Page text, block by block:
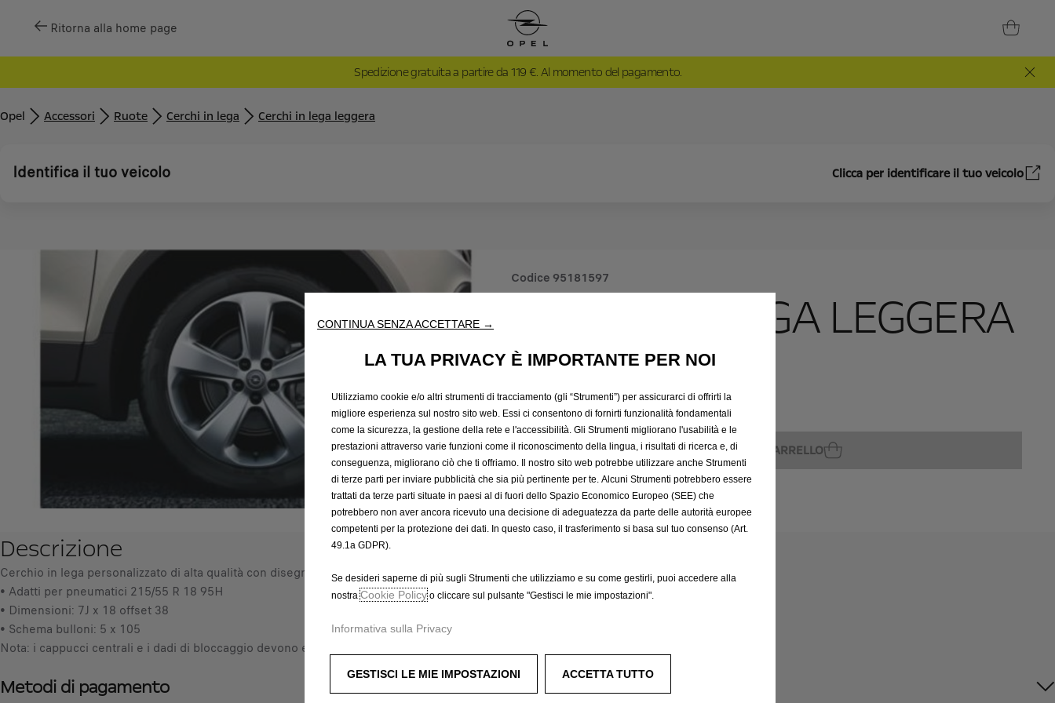
Ritorna alla home page
Spedizione gratuita a partire da 119 €. Al momento del pagamento.
Opel Accessori Ruote Cerchi in lega Cerchi in lega leggera
Identifica il tuo veicolo Clicca per identificare il tuo veicolo
Codice 95181597
CERCHI IN LEGA LEGGERA
578,69 €
P
r
i
c
e
i
s
5
,
6
I
V
A
IVA inclusa/Unità
-
+
Q
u
a
n
t
i
y
u
t
Prodotto esaurito
AGGIUNGI AL CARRELLO
Compra ora, paga dopo
Descrizione
Cerchio in lega personalizzato di alta qualità con disegno a 5 razze e finitura Sterling Silver.
• Adatti per pneumatici 215/55 R 18 95H
• Dimensioni: 7J x 18 offset 38
• Schema bulloni: 5 x 105
Nota: i cappucci centrali e i dadi di bloccaggio devono essere ordinati a parte.
Metodi di pagamento
CONTINUA SENZA ACCETTARE →
LA TUA PRIVACY È IMPORTANTE PER NOI
Utilizziamo cookie e/o altri strumenti di tracciamento (gli “Strumenti”) per assicurarci di offrirti la
migliore esperienza sul nostro sito web. Essi ci consentono di fornirti funzionalità fondamentali
come la sicurezza, la gestione della rete e l'accessibilità. Gli Strumenti migliorano l'usabilità e le
prestazioni attraverso varie funzioni come il riconoscimento della lingua, i risultati di ricerca e, di
conseguenza, migliorano ciò che ti offriamo. Il nostro sito web potrebbe utilizzare anche Strumenti
di terze parti per inviare pubblicità che sia più pertinente per te. Alcuni Strumenti potrebbero essere
trattati da terze parti situate in paesi al di fuori dello Spazio Economico Europeo (SEE) che
potrebbero non aver ancora ricevuto una decisione di adeguatezza da parte delle autorità europee
competenti per la protezione dei dati. In questo caso, il trasferimento si basa sul tuo consenso (Art.
49.1a GDPR).
Se desideri saperne di più sugli Strumenti che utilizziamo e su come gestirli, puoi accedere alla
nostraCookie Policyo cliccare sul pulsante "Gestisci le mie impostazioni".
Informativa sulla Privacy
GESTISCI LE MIE IMPOSTAZIONI ACCETTA TUTTO